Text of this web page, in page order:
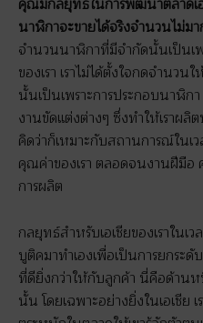
คุณมีกลยุทธ์ในการพัฒนาตลาดเ
นาฬิกาจะขายได้จริงจำนวนไม่ม
จำนวนนาฬิกาที่มีจำกัดนั้นเป็นเ
ของเรา เราไม่ได้ตั้งใจกดจำนว
นั้นเป็นเพราะการประกอบนาฬิก
งานขัดแต่งต่างๆ ซึ่งทำให้เราผ
คิดว่าก็เหมาะกับสถานการณ์ในเ
คุณค่าของเรา ตลอดจนงานฝีมือ
การผลิต
กลยุทธ์สำหรับเอเชียของเราในเ
บูติคมาทำเองเพื่อเป็นการยกระ
ที่ดียิ่งกว่าให้กับลูกค้า นี่คือด้าน
นั้น โดยเฉพาะอย่างยิ่งในเอเชีย